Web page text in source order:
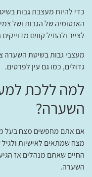
כדי להיות מעצבת גבות
האנטומיה של הגבות ושל
לצייר ולהחיל קווים
מעצבי גבות בשיטת השערה
גדולים, כמו גם עין לפרטים.
למה ללכת
השערה?
אם אתם מחפשים מצח בעל
מצח שמתאים לאישיות
החיים שאתם מנהלים אז
השערה.